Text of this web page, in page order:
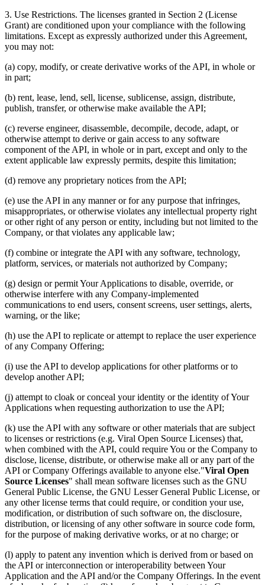
3. Use Restrictions. The licenses granted in Section 2 (License
Grant) are conditioned upon your compliance with the following
limitations. Except as expressly authorized under this Agreement,
you may not:
(a) copy, modify, or create derivative works of the API, in whole or
in part;
(b) rent, lease, lend, sell, license, sublicense, assign, distribute,
publish, transfer, or otherwise make available the API;
(c) reverse engineer, disassemble, decompile, decode, adapt, or
otherwise attempt to derive or gain access to any software
component of the API, in whole or in part, except and only to the
extent applicable law expressly permits, despite this limitation;
(d) remove any proprietary notices from the API;
(e) use the API in any manner or for any purpose that infringes,
misappropriates, or otherwise violates any intellectual property right
or other right of any person or entity, including but not limited to the
Company, or that violates any applicable law;
(f) combine or integrate the API with any software, technology,
platform, services, or materials not authorized by Company;
(g) design or permit Your Applications to disable, override, or
otherwise interfere with any Company-implemented
communications to end users, consent screens, user settings, alerts,
warning, or the like;
(h) use the API to replicate or attempt to replace the user experience
of any Company Offering;
(i) use the API to develop applications for other platforms or to
develop another API;
(j) attempt to cloak or conceal your identity or the identity of Your
Applications when requesting authorization to use the API;
(k) use the API with any software or other materials that are subject
to licenses or restrictions (e.g. Viral Open Source Licenses) that,
when combined with the API, could require You or the Company to
disclose, license, distribute, or otherwise make all or any part of the
API or Company Offerings available to anyone else."Viral Open
Source Licenses" shall mean software licenses such as the GNU
General Public License, the GNU Lesser General Public License, or
any other license terms that could require, or condition your use,
modification, or distribution of such software on, the disclosure,
distribution, or licensing of any other software in source code form,
for the purpose of making derivative works, or at no charge; or
(l) apply to patent any invention which is derived from or based on
the API or interconnection or interoperability between Your
Application and the API and/or the Company Offerings. In the event